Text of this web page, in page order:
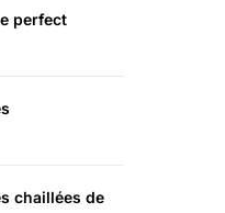
perfect
chaillées de